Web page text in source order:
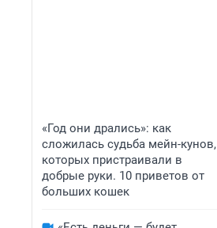
«Год они дрались»: как
сложилась судьба мейн-кунов,
которых пристраивали в
добрые руки. 10 приветов от
больших кошек